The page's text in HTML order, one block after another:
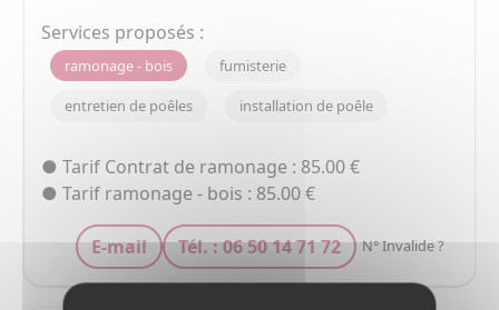
Services proposés :
ramonage - bois fumisterie
entretien de poêles installation de poêle
● Tarif Contrat de ramonage : 85.00 €
● Tarif ramonage - bois : 85.00 €
E-mail Tél. : 06 50 14 71 72 N° Invalide ?